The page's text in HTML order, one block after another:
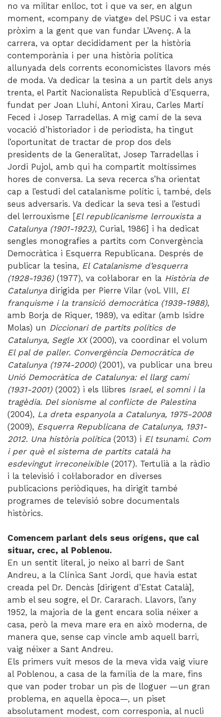
no va militar enlloc, tot i que va ser, en algun
moment, «company de viatge» del PSUC i va estar
pròxim a la gent que van fundar L’Avenç. A la
carrera, va optar decididament per la història
contemporània i per una història política
allunyada dels cor­rents economicistes llavors més
de moda. Va dedicar la tesina a un partit dels anys
trenta, el Partit Nacionalista Republicà d’Esquerra,
fundat per Joan Lluhí, Antoni Xirau, Carles Martí
Feced i Josep Tarradellas. A mig camí de la seva
vocació d’historiador i de periodista, ha tingut
l’oportunitat de tractar de prop dos dels
presidents de la Generalitat, Josep Tarradellas i
Jordi Pujol, amb qui ha compartit moltíssimes
hores de conversa. La seva recerca s’ha orientat
cap a l’estudi del catalanisme polític i, també, dels
seus adversaris. Va dedicar la seva tesi a l’estudi
del lerrouxisme [El republicanisme lerrouxista a
Catalunya (1901-1923), Curial, 1986] i ha dedicat
sengles monografies a partits com Convergència
Democràtica i Esquerra Republicana. Després de
publicar la tesina, El Catalanisme d’esquerra
(1928-1936)(1977), va col·laborar en la Història de
Catalunya dirigida per Pierre Vilar (vol. VIII, El
franquisme i la transició democràtica (1939-1988),
amb Borja de Riquer, 1989), va editar (amb Isidre
Molas) un Diccionari de partits polítics de
Catalunya, Segle XX(2000), va coordinar el volum
El pal de paller. Convergència Democràtica de
Catalunya (1974-2000)(2001), va publicar una breu
Unió Democràtica de Catalunya: el llarg camí
(1931-2001)(2002) i els llibres Israel, el somni i la
tragèdia. Del sionisme al conflicte de Palestina
(2004), La dreta espa­nyola a Catalunya, 1975-2008
(2009), Esquerra Republicana de Catalunya, 1931-
2012. Una història política(2013) i El tsunami. Com
i per què el sistema de partits català ha
esdevingut irreconeixible (2017). Tertulià a la ràdio
i la televisió i col·laborador en diverses
publicacions periòdiques, ha dirigit també
programes de televisió sobre documentals
històrics.
Comencem parlant dels seus orígens, que cal
situar, crec, al Poblenou.
En un sentit literal, jo neixo al barri de Sant
Andreu, a la Clínica Sant Jordi, que havia estat
creada pel Dr. Dencàs [dirigent d’Estat Català],
amb el seu sogre, el Dr. Cararach. Llavors, l’any
1952, la majoria de la gent encara solia néixer a
casa, però la meva mare era en això moderna, de
manera que, sense cap vincle amb aquell barri,
vaig néixer a Sant Andreu.
Els primers vuit mesos de la meva vida vaig viure
al Poblenou, a casa de la família de la mare, fins
que van poder trobar un pis de lloguer —un gran
problema, en aquella època—, un piset
absolutament modest, com corresponia, al nucli